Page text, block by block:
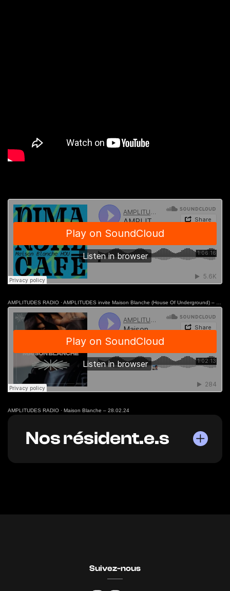
AMPLITUDES RADIO ·AMPLITUDES invite Maison Blanche (House Of Underground) – Dimanche Café N°034
AMPLITUDES RADIO · Maison Blanche – 28.02.24
Nos résident.e.s
Suivez-nous